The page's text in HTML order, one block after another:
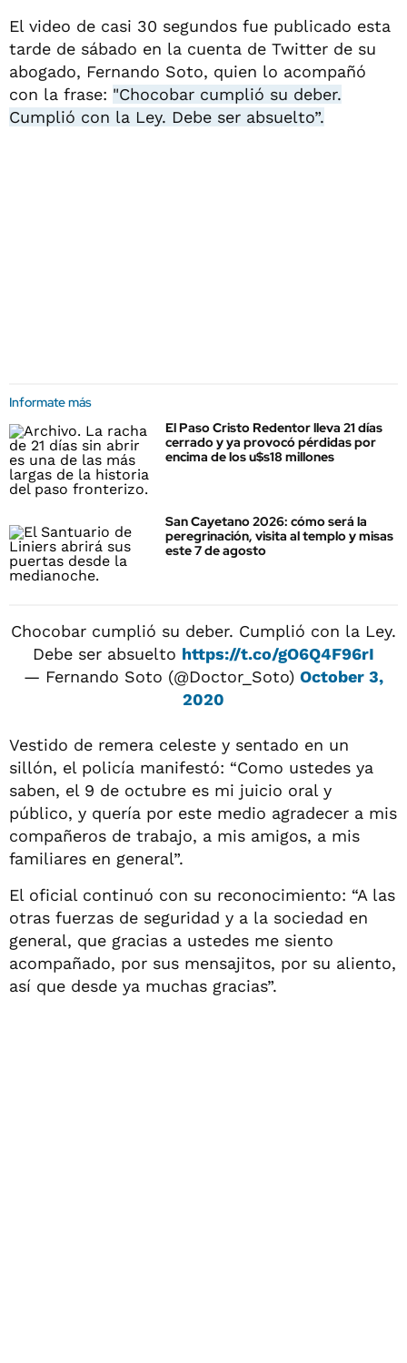
El video de casi 30 segundos fue publicado esta
tarde de sábado en la cuenta de Twitter de su
abogado, Fernando Soto, quien lo acompañó
con la frase: "Chocobar cumplió su deber.
Cumplió con la Ley. Debe ser absuelto”.
Informate más
El Paso Cristo Redentor lleva 21 días
cerrado y ya provocó pérdidas por
encima de los u$s18 millones
San Cayetano 2026: cómo será la
peregrinación, visita al templo y misas
este 7 de agosto
Chocobar cumplió su deber. Cumplió con la Ley.
Debe ser absuelto https://t.co/gO6Q4F96rI
— Fernando Soto (@Doctor_Soto) October 3,
2020
Vestido de remera celeste y sentado en un
sillón, el policía manifestó: “Como ustedes ya
saben, el 9 de octubre es mi juicio oral y
público, y quería por este medio agradecer a mis
compañeros de trabajo, a mis amigos, a mis
familiares en general”.
El oficial continuó con su reconocimiento: “A las
otras fuerzas de seguridad y a la sociedad en
general, que gracias a ustedes me siento
acompañado, por sus mensajitos, por su aliento,
así que desde ya muchas gracias”.